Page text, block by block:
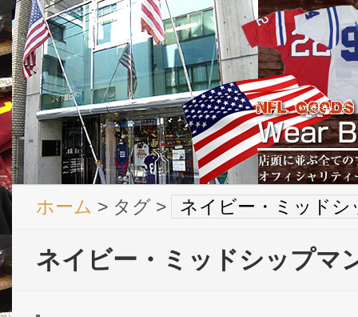
ホーム > タグ > ネイビー・ミッド
ネイビー・ミッドシップマ